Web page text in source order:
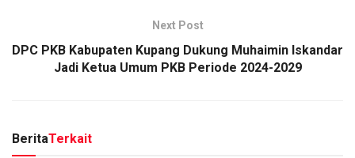
Next Post
DPC PKB Kabupaten Kupang Dukung Muhaimin Iskandar
Jadi Ketua Umum PKB Periode 2024-2029
BeritaTerkait